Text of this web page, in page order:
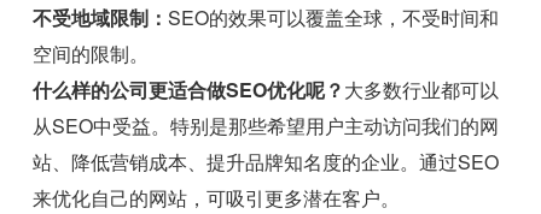
不受地域限制：SEO的效果可以覆盖全球，不受时间和
空间的限制。
什么样的公司更适合做SEO优化呢？大多数行业都可以
从SEO中受益。特别是那些希望用户主动访问我们的网
站、降低营销成本、提升品牌知名度的企业。通过SEO
来优化自己的网站，可吸引更多潜在客户。